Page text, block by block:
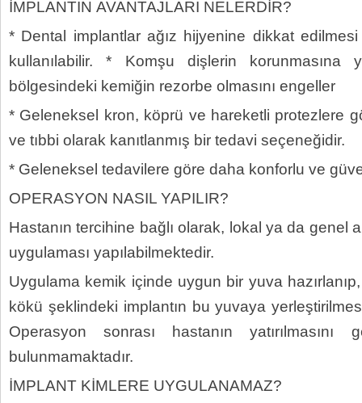
İMPLANTIN AVANTAJLARI NELERDİR?
* Dental implantlar ağız hijyenine dikkat
kullanılabilir. * Komşu dişlerin korunmasına
bölgesindeki kemiğin rezorbe olmasını engeller
* Geleneksel kron, köprü ve hareketli protezlere
ve tıbbi olarak kanıtlanmış bir tedavi seçeneğidir.
* Geleneksel tedavilere göre daha konforlu ve
OPERASYON NASIL YAPILIR?
Hastanın tercihine bağlı olarak, lokal ya da genel
uygulaması yapılabilmektedir.
Uygulama kemik içinde uygun bir yuva
kökü şeklindeki implantın bu yuvaya
Operasyon sonrası hastanın
bulunmamaktadır.
İMPLANT KİMLERE UYGULANAMAZ?